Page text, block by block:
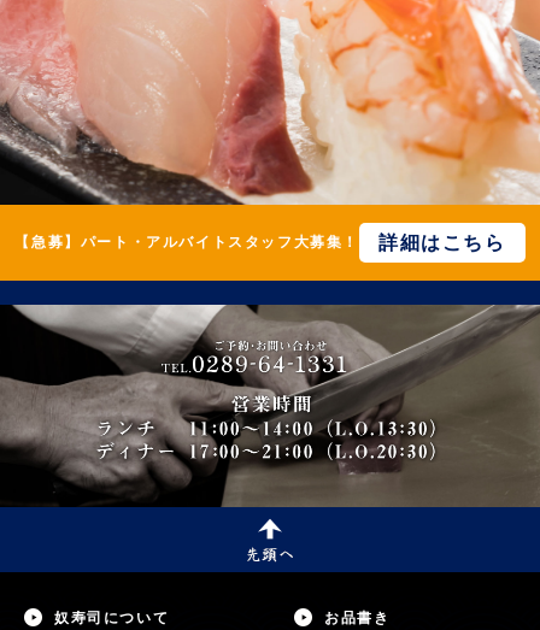
【急募】パート・アルバイトスタッフ大募集！ 詳細はこちら
奴寿司について
お品書き